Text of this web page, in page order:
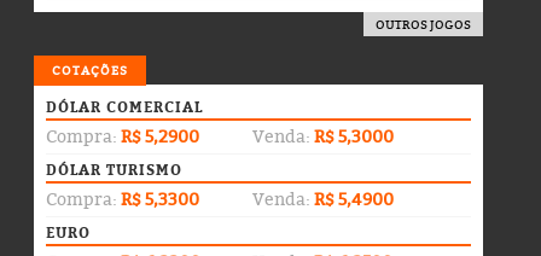
OUTROS JOGOS
COTAÇÕES
DÓLAR COMERCIAL
Compra: R$ 5,2900 Venda: R$ 5,3000
DÓLAR TURISMO
Compra: R$ 5,3300 Venda: R$ 5,4900
EURO